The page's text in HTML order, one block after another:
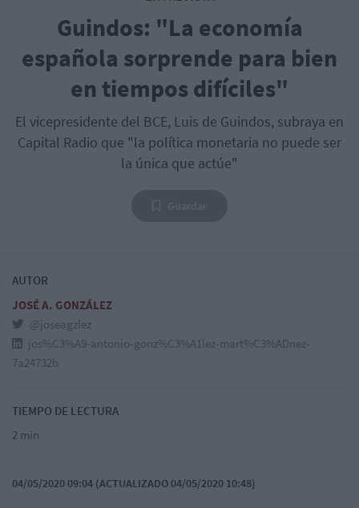
Guindos: "La economía
española sorprende para bien
en tiempos difíciles"
El vicepresidente del BCE, Luis de Guindos, subraya en
Capital Radio que "la política monetaria no puede ser
la única que actúe"
AUTOR
JOSÉ A. GONZÁLEZ
@joseagzlez
jos%C3%A9-antonio-gonz%C3%A1lez-mart%C3%ADnez-
7a24732b
TIEMPO DE LECTURA
2 min
04/05/2020 09:04 (ACTUALIZADO 04/05/2020 10:48)